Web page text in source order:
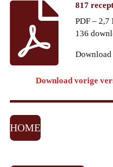
817
PDF – 2,7
136
Download
Download vorige
HOME